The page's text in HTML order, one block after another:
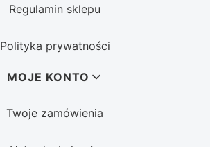
Regulamin sklepu
Polityka prywatności
MOJE KONTO
Twoje zamówienia